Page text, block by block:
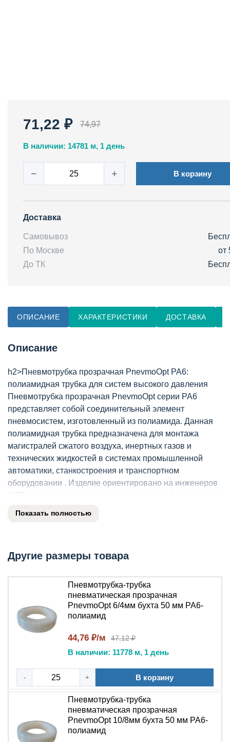
71,22 ₽ 74,97
В наличии: 14781 м, 1 день
− + В корзину
Доставка
Самовывоз
По Москве
от
До ТК
ОПИСАНИЕ ХАРАКТЕРИСТИКИ ДОСТАВКА
Описание
h2>Пневмотрубка прозрачная PnevmoOpt PA6:
полиамидная трубка для систем высокого давления
Пневмотрубка прозрачная PnevmoOpt серии PA6
представляет собой соединительный элемент
пневмосистем, изготовленный из полиамида. Данная
полиамидная трубка предназначена для монтажа
магистралей сжатого воздуха, инертных газов и
технических жидкостей в системах промышленной
автоматики, станкостроения и транспортном
оборудовании . Изделие ориентировано на инженеров
Технические характеристики
Материал:полиамид (PA6) .
прозрачный .
Наружный диаметр:уточняется в зависимости
от исполнения .
Внутренний диаметр:
от исполнения .
Рабочее давление:уточняется в зависимости от
Температура эксплуатации:уточняется в
зависимости от исполнения (ориентировочно от
-40°C до +80°C) .
Минимальный радиус изгиба:уточняется в
зависимости от исполнения (для типоразмера 8×6
Показать полностью
Другие размеры товара
Пневмотрубка-трубка
пневматическая прозрачная
PnevmoOpt 6/4мм бухта 50 мм PA6-
полиамид
44,76 ₽/м 47,12 ₽
В наличии: 11778 м, 1 день
- + В корзину
Пневмотрубка-трубка
пневматическая прозрачная
PnevmoOpt 10/8мм бухта 50 мм PA6-
полиамид